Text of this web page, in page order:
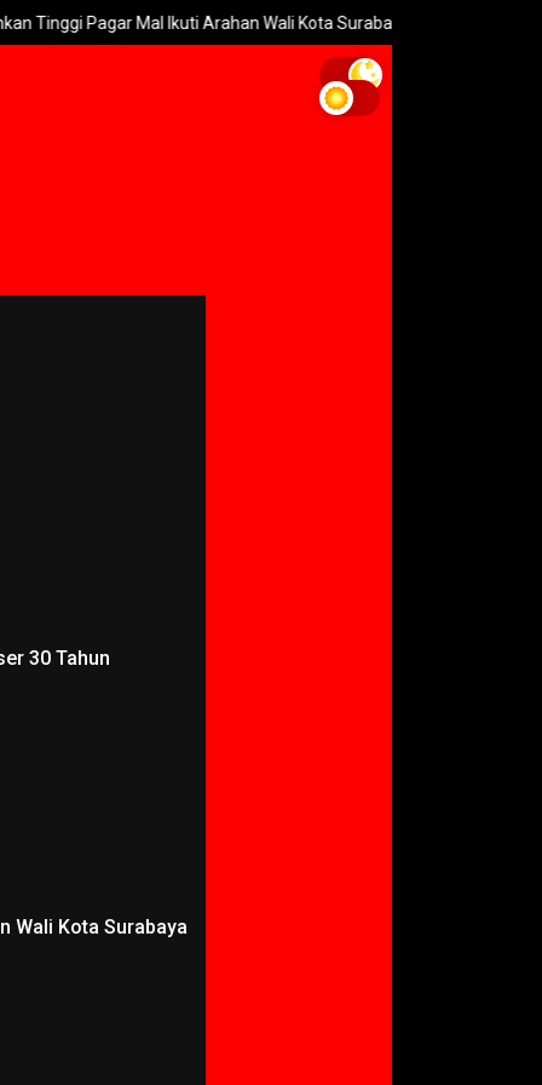
Mal Ikuti Arahan Wali Kota Surabaya Geger! Polisi Sita 996
30 Tahun
Wali Kota Surabaya